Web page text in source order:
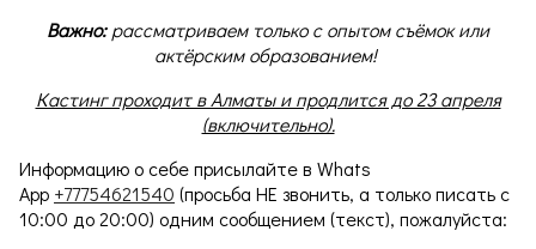
Важно:рассматриваем только с опытом съёмок или
актёрским образованием!
Кастинг проходит в Алматы и продлится до 23 апреля
(включительно).
Информацию о себе присылайте в Whats
App +77754621540 (просьба НЕ звонить, а только писать с
10:00 до 20:00) одним сообщением (текст), пожалуйста: